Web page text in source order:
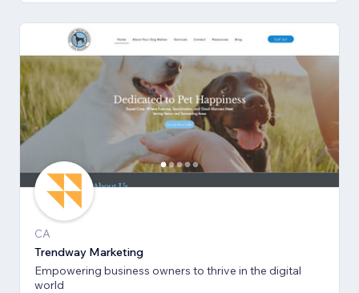
CA
Trendway Marketing
Empowering business owners to thrive in the digital
world